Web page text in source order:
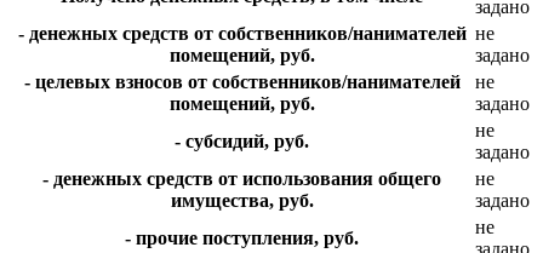
задано
- денежных средств от собственников/нанимателей
помещений, руб.
не
задано
- целевых взносов от собственников/нанимателей
помещений, руб.
не
задано
- субсидий, руб.
не
задано
- денежных средств от использования общего
имущества, руб.
не
задано
- прочие поступления, руб.
не